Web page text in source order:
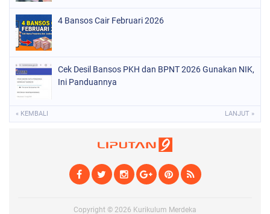
4 Bansos Cair Februari 2026
Cek Desil Bansos PKH dan BPNT 2026 Gunakan NIK,
Ini Panduannya
« KEMBALI LANJUT »
Copyright © 2026 Kurikulum Merdeka